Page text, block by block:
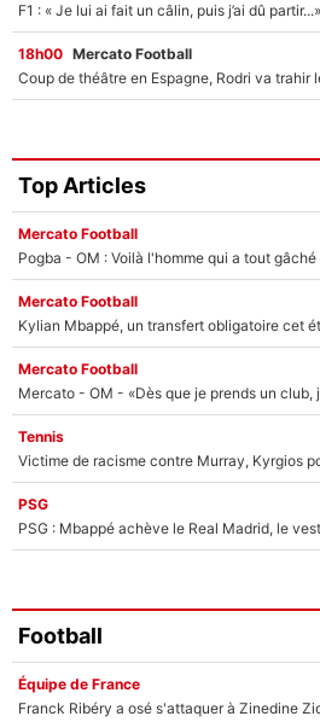
18h00 Mercato Football
Top Articles
Mercato Football
Pogba - OM : Voilà l'homme qui a tout gâché
Mercato Football
Kylian Mbappé, un transfert obligatoire cet
Mercato Football
Tennis
PSG
PSG : Mbappé achève le Real Madrid, le
Football
Équipe de France